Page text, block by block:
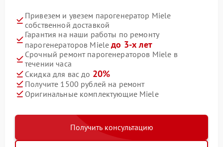
Привезем и увезем парогенератор Miele
собственной доставкой
Гарантия на наши работы по ремонту
парогенераторов Mieleдо 3-х лет
Срочный ремонт парогенераторов Miele в
течении часа
Скидка для вас до 20%
Получите 1500 рублей на ремонт
Оригинальные комплектующие Miele
Получить консультацию